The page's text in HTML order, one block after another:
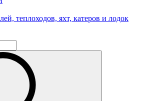
теплоходов, яхт, катеров и лодок